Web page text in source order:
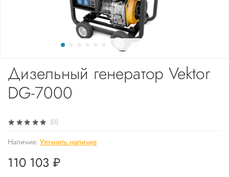
(0)
Наличие: Уточнить наличие
Дизельный генератор Vektor
DG-7000
110 103 ₽